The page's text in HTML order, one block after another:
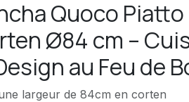
Quoco Piatto
Ø84 cm –
au Feu de
largeur de 84cm en corten